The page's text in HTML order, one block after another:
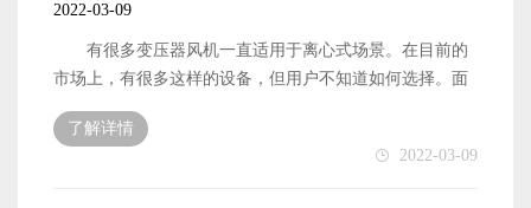
2022-03-09
有很多变压器风机一直适用于离心式场景。在目前的
市场上，有很多这样的设备，但用户不知道如何选择。面
对这种情况，我们应该掌握相应的离心风机选型方法，以
便在选型过程中进一步找到更青睐的对象。 如何选择
变压器风机 在选择变压器风机时，首先要明确自己的
了解详情
2022-03-09